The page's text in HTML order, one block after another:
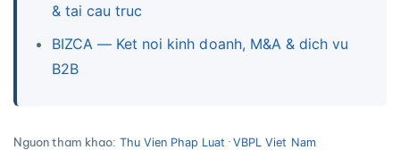
& tai cau truc
BIZCA — Ket noi kinh doanh, M&A & dich vu
B2B
Nguon tham khao: Thu Vien Phap Luat ·VBPL Viet Nam